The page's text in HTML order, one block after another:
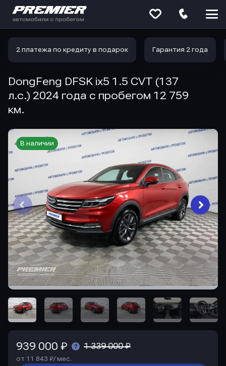
2 платежа по кредиту в подарок Гарантия 2 года
DongFeng DFSK ix5 1.5 CVT (137
л.с.) 2024 года с пробегом 12 759
км.
В наличии
939 000 ₽ 1 339 000 ₽
от 11 843 ₽/ мес.